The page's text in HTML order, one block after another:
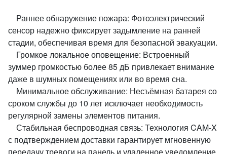
Раннее обнаружение пожара: Фотоэлектрический
сенсор надежно фиксирует задымление на ранней
стадии, обеспечивая время для безопасной эвакуации.
Громкое локальное оповещение: Встроенный
зуммер громкостью более 85 дБ привлекает внимание
даже в шумных помещениях или во время сна.
Минимальное обслуживание: Несъёмная батарея со
сроком службы до 10 лет исключает необходимость
регулярной замены элементов питания.
Стабильная беспроводная связь: Технология CAM-X
с подтверждением доставки гарантирует мгновенную